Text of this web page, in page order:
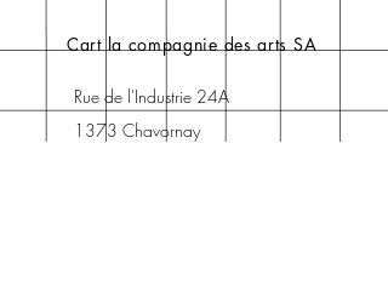
Cart la compagnie des arts SA
Rue de l'Industrie 24A
1373 Chavornay